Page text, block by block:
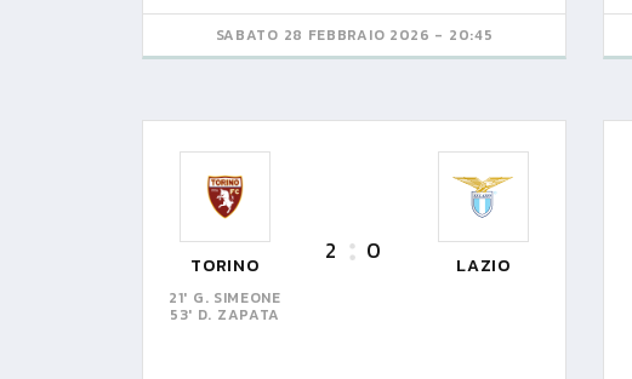
SABATO 28 FEBBRAIO 2026 - 20:45
TORINO
21' G. SIMEONE
53' D. ZAPATA
2 0 LAZIO